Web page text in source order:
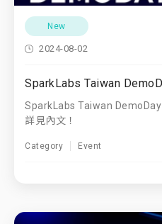
New
2024-08-02
SparkLabs Taiwan DemoDay
詳見內文！
Category Event